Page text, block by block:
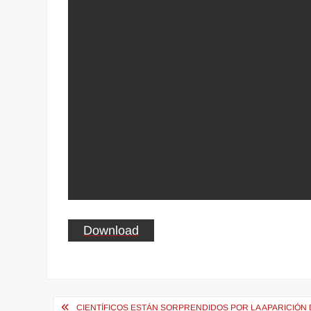
Download
CIENTÍFICOS ESTÁN SORPRENDIDOS POR LA